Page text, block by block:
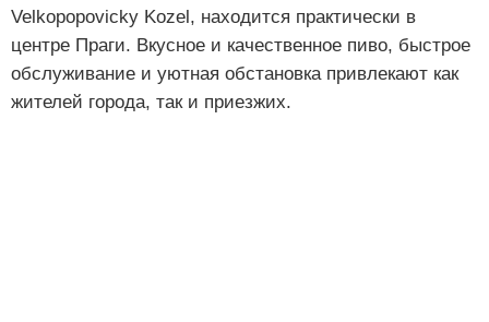
Velkopopovicky Kozel, находится практически в
центре Праги. Вкусное и качественное пиво, быстрое
обслуживание и уютная обстановка привлекают как
жителей города, так и приезжих.